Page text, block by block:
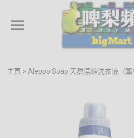
主頁 Aleppo Soap 天然濃縮洗衣液（薰